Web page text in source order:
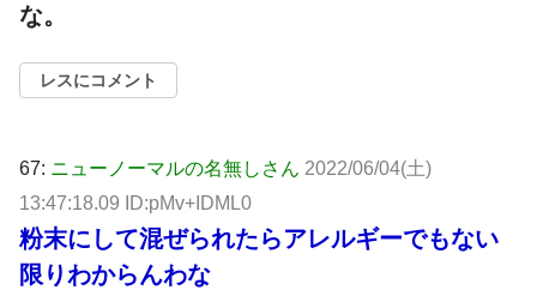
な。
レスにコメント
67: ニューノーマルの名無しさん 2022/06/04(土)
13:47:18.09 ID:pMv+IDML0
粉末にして混ぜられたらアレルギーでもない
限りわからんわな